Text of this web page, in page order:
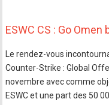
ESWC CS : Go Omen
Le rendez-vous
Counter-Strike : Global
novembre avec comme
ESWC et une part des 50